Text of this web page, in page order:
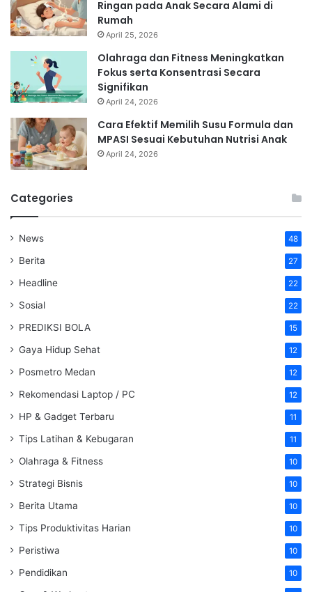
Ringan pada Anak Secara Alami di
Rumah
April 25, 2026
Olahraga dan Fitness Meningkatkan
Fokus serta Konsentrasi Secara
Signifikan
April 24, 2026
Cara Efektif Memilih Susu Formula dan
MPASI Sesuai Kebutuhan Nutrisi Anak
April 24, 2026
Categories
News 48
Berita 27
Headline 22
Sosial 22
PREDIKSI BOLA 15
Gaya Hidup Sehat 12
Posmetro Medan 12
Rekomendasi Laptop / PC 12
HP & Gadget Terbaru 11
Tips Latihan & Kebugaran 11
Olahraga & Fitness 10
Strategi Bisnis 10
Berita Utama 10
Tips Produktivitas Harian 10
Peristiwa 10
Pendidikan 10